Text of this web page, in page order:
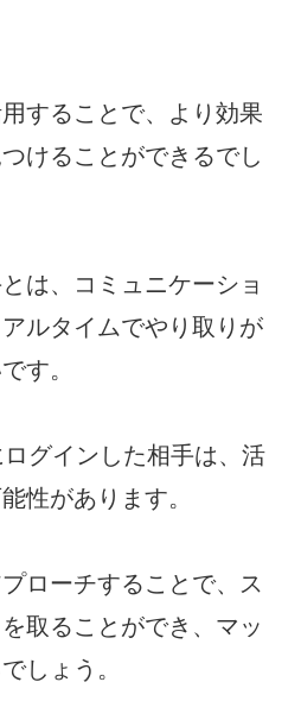
することで、より効果
けることができるでし
は、コミュニケーショ
ルタイムでやり取りが
す。
グインした相手は、活
性があります。
ローチすることで、ス
取ることができ、マッ
しょう。